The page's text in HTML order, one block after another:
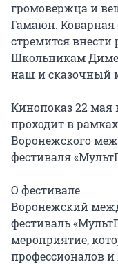
громовержца и
Гамаюн. Коварная
стремится внести
Школьникам Диме
наш и сказочный
Кинопоказ 22 мая
проходит в
Воронежского
фестиваля
О фестивале
Воронежский
фестиваль
мероприятие,
профессионалов